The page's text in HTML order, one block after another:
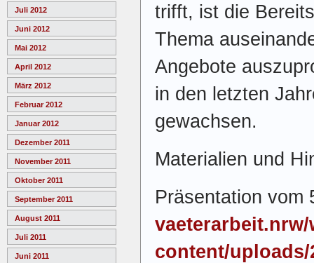
Juli 2012
Juni 2012
Mai 2012
April 2012
März 2012
Februar 2012
Januar 2012
Dezember 2011
November 2011
Oktober 2011
September 2011
August 2011
Juli 2011
Juni 2011
trifft, ist die
Thema
Angebote
in den letzten
gewachsen.
Materialien und
Präsentation vom
vaeterarbeit.nrw/
content/uploads/